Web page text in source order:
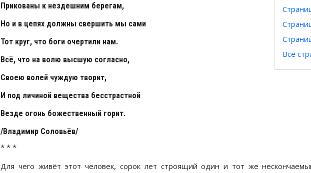
Все
Прикованы к нездешним берегам,
Но и в цепях должны свершить мы сами
Тот круг, что боги очертили нам.
Всё, что на волю высшую согласно,
Своею волей чуждую творит,
И под личиной вещества бесстрастной
Везде огонь божественный горит.
/Владимир Соловьёв/
* * *
Для чего живёт этот человек, сорок лет строящий один и тот же